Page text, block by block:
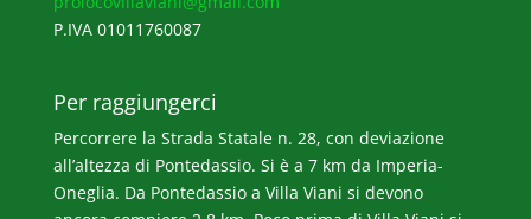
P.IVA 01011760087
Per raggiungerci
Percorrere la Strada Statale n. 28, con deviazione
all’altezza di Pontedassio. Si è a 7 km da Imperia-
Oneglia. Da Pontedassio a Villa Viani si devono